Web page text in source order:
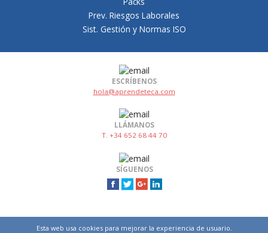
Prev. Riesgos Laborales
Sist. Gestión y Normas ISO
ESCRÍBENOS
hola@aprendeteca.com
LLÁMANOS
T. +34 652 68 44 70
SÍGUENOS
Esta web usa cookies para mejorar la experiencia de usuario.